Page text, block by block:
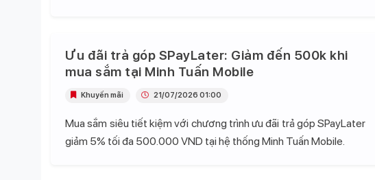
Ưu đãi trả góp SPayLater: Giảm đến 500k khi
mua sắm tại Minh Tuấn Mobile
Mua sắm siêu tiết kiệm với chương trình ưu đãi trả góp SPayLater
giảm 5% tối đa 500.000 VND tại hệ thống Minh Tuấn Mobile.
Khuyến mãi 21/07/2026 01:00